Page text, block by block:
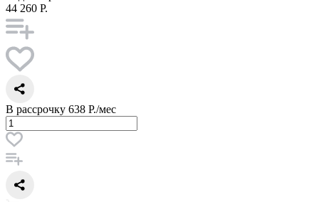
44 260 Р.
В рассрочку 638 Р./мес